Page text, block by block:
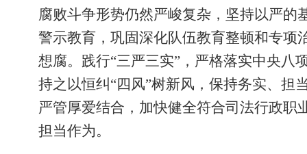
腐败斗争形势仍然严峻复杂，坚持以严
警示教育，巩固深化队伍教育整顿和专项
想腐。践行“三严三实”，严格落实中央八
持之以恒纠“四风”树新风，保持务实、担
严管厚爱结合，加快健全符合司法行政
担当作为。